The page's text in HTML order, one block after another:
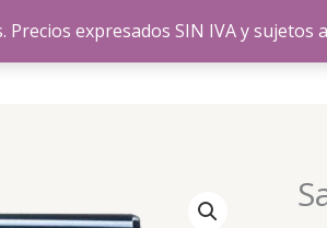
Precios expresados SIN IVA y sujetos